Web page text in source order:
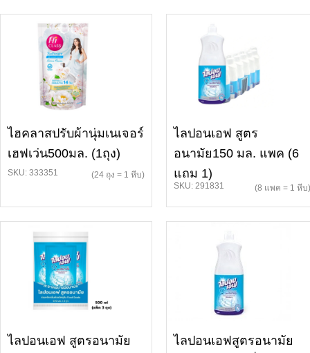
ไฮคลาสปรับผ้านุ่มเนเจอร์
เฮฟเว่น500มล. (1ถุง)
SKU: 333351 (24 ถุง = 1 หีบ)
ไลปอนเอฟ สูตร
อนามัย150 มล. แพค (6
แถม 1)
SKU: 291831 (8 แพค = 1 หีบ)
ไลปอนเอฟ สูตรอนามัย
ไลปอนเอฟสูตรอนามัย